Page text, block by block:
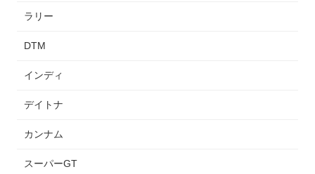
ラリー
DTM
インディ
デイトナ
カンナム
スーパーGT